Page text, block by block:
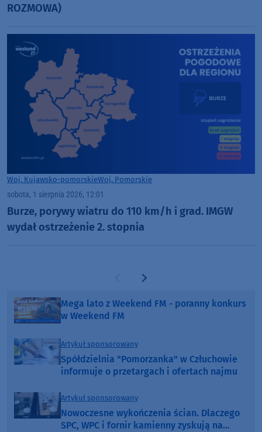
ROZMOWA)
Woj. Kujawsko-pomorskieWoj. Pomorskie
sobota, 1 sierpnia 2026, 12:01
Burze, porywy wiatru do 110 km/h i grad. IMGW
wydał ostrzeżenie 2. stopnia
Poprzednia strona
Następna strona
Mega lato z Weekend FM - poranny konkurs
w Weekend FM
Artykuł sponsorowany
Spółdzielnia "Pomorzanka" w Człuchowie
informuje o przetargach i ofertach najmu
Artykuł sponsorowany
Nowoczesne wykończenia ścian. Dlaczego
SPC, WPC i fornir kamienny zyskują na